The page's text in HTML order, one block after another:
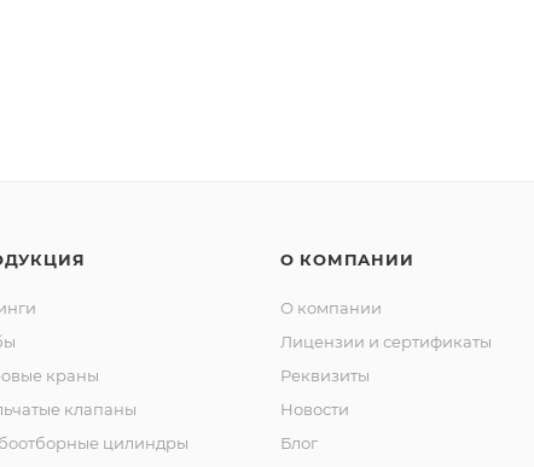
краны
клапаны
цилиндры
О КОМПАНИИ
О компании
Лицензии и сертификаты
Реквизиты
Новости
Блог